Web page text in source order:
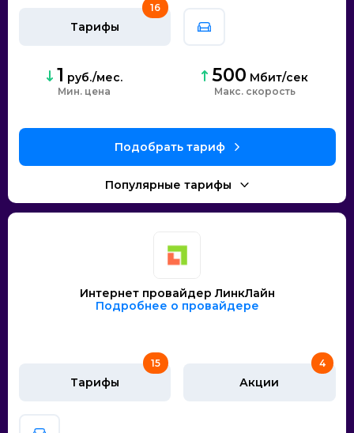
Тарифы
16
1 руб./мес.
Мин. цена
500 Мбит/сек
скорость
Интернет провайдер ЛинкЛайн
Подробнее о провайдере
Тарифы
15
Акции
4